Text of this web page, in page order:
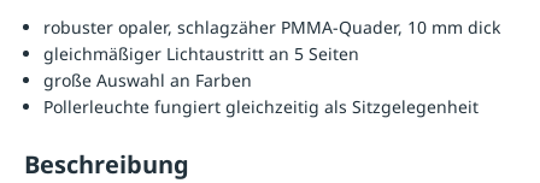
robuster opaler, schlagzäher PMMA-Quader, 10 mm dick
gleichmäßiger Lichtaustritt an 5 Seiten
große Auswahl an Farben
Pollerleuchte fungiert gleichzeitig als Sitzgelegenheit
Beschreibung